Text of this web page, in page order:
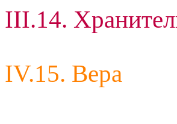
III.14.
IV.15. Вера